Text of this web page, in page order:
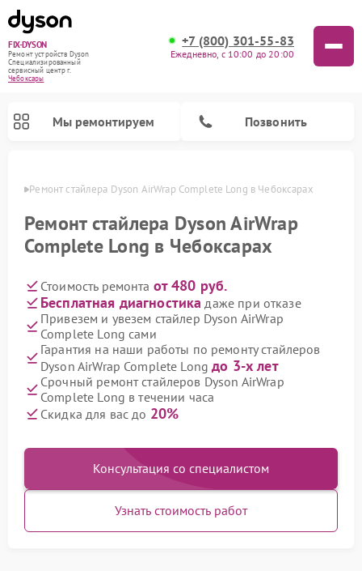
FIX-DYSON
Ремонт устройств Dyson
Специализированный
cервисный центр г.
Чебоксары
+7 (800) 301-55-83
Ежедневно, с 10:00 до 20:00
Мы ремонтируем Позвонить
Ремонт стайлера Dyson AirWrap Complete Long в Чебоксарах
Ремонт стайлера Dyson AirWrap
Complete Long в Чебоксарах
Стоимость ремонта от 480 руб.
Бесплатная диагностика даже при отказе
Привезем и увезем стайлер Dyson AirWrap
Complete Long сами
Гарантия на наши работы по ремонту стайлеров
Dyson AirWrap Complete Longдо 3-х лет
Срочный ремонт стайлеров Dyson AirWrap
Complete Long в течении часа
Скидка для вас до 20%
Консультация со специалистом
Узнать стоимость работ